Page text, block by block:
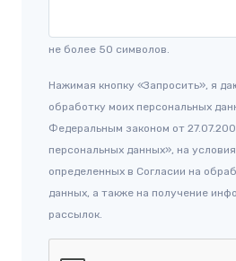
не более 50 символов.
Нажимая кнопку «Запросить», я
обработку моих персональных
Федеральным законом от
персональных данных», на
определенных в Согласии на
данных, а также на получение
рассылок.